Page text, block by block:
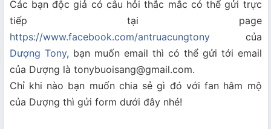
Các bạn độc giả có câu hỏi thắc mắc có thể gửi trực
tiếp tại page
https://www.facebook.com/antruacungtonycủa
Dượng Tony, bạn muốn email thì có thể gửi tới email
của Dượng là tonybuoisang@gmail.com.
Chỉ khi nào bạn muốn chia sẻ gì đó với fan hâm mộ
của Dượng thì gửi form dưới đây nhé!